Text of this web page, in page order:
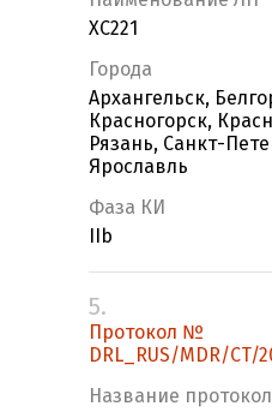
ХС221
Города
Архангельск,
Красногорск,
Рязань, Санкт-
Ярославль
Фаза КИ
IIb
5.
Протокол №
DRL_RUS/MDR/CT/
Название